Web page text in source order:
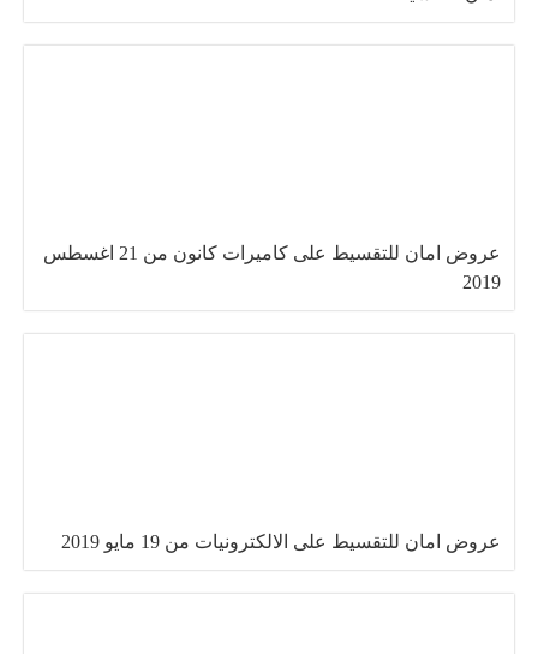
عروض امان للتقسيط على كاميرات كانون من 21 اغسطس
2019
عروض امان للتقسيط على الالكترونيات من 19 مايو 2019